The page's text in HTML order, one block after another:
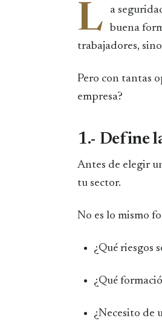
L
a
buena
trabajadores,
Pero con tantas
empresa?
1.- Define
Antes de elegir
tu sector.
No es lo mismo
¿Qué riesgos
¿Qué
¿Necesito de